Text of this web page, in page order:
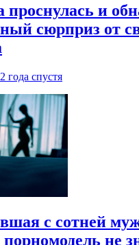
проснулась и
сюрприз от
2 года спустя
с сотней
порномодель не